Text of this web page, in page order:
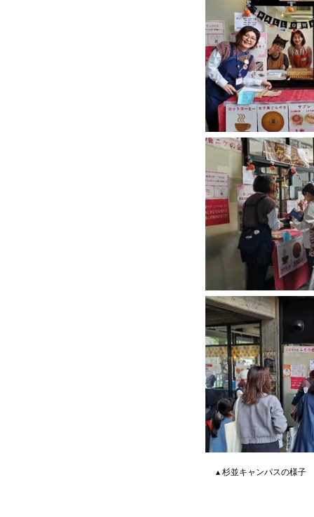
▴ 杉並キャンパスの様子